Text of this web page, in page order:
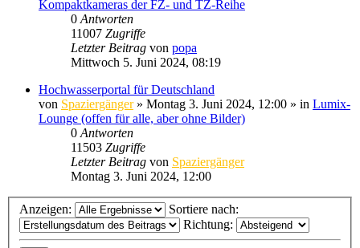
Kompaktkameras der FZ- und TZ-Reihe
0 Antworten
11007 Zugriffe
Letzter Beitrag von popa
Mittwoch 5. Juni 2024, 08:19
Hochwasserportal für Deutschland
von Spaziergänger» Montag 3. Juni 2024, 12:00 » in Lumix-
Lounge (offen für alle, aber ohne Bilder)
0 Antworten
11503 Zugriffe
Letzter Beitrag von Spaziergänger
Montag 3. Juni 2024, 12:00
Anzeigen:
Sortiere nach:
Richtung: